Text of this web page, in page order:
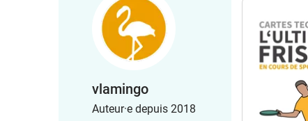
vlamingo
Auteur·e depuis 2018